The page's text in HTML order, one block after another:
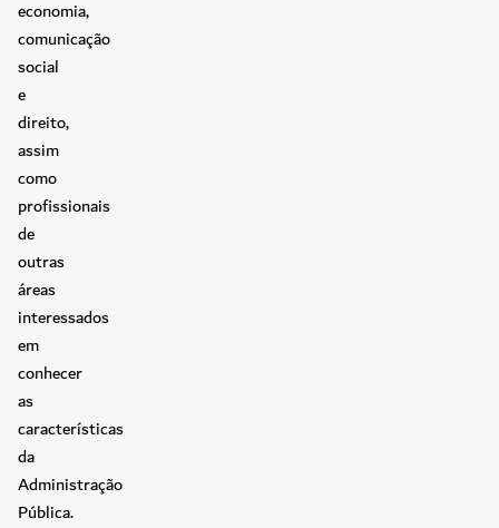
economia,
comunicação
social
e
direito,
assim
como
profissionais
de
outras
áreas
interessados
em
conhecer
as
características
da
Administração
Pública.